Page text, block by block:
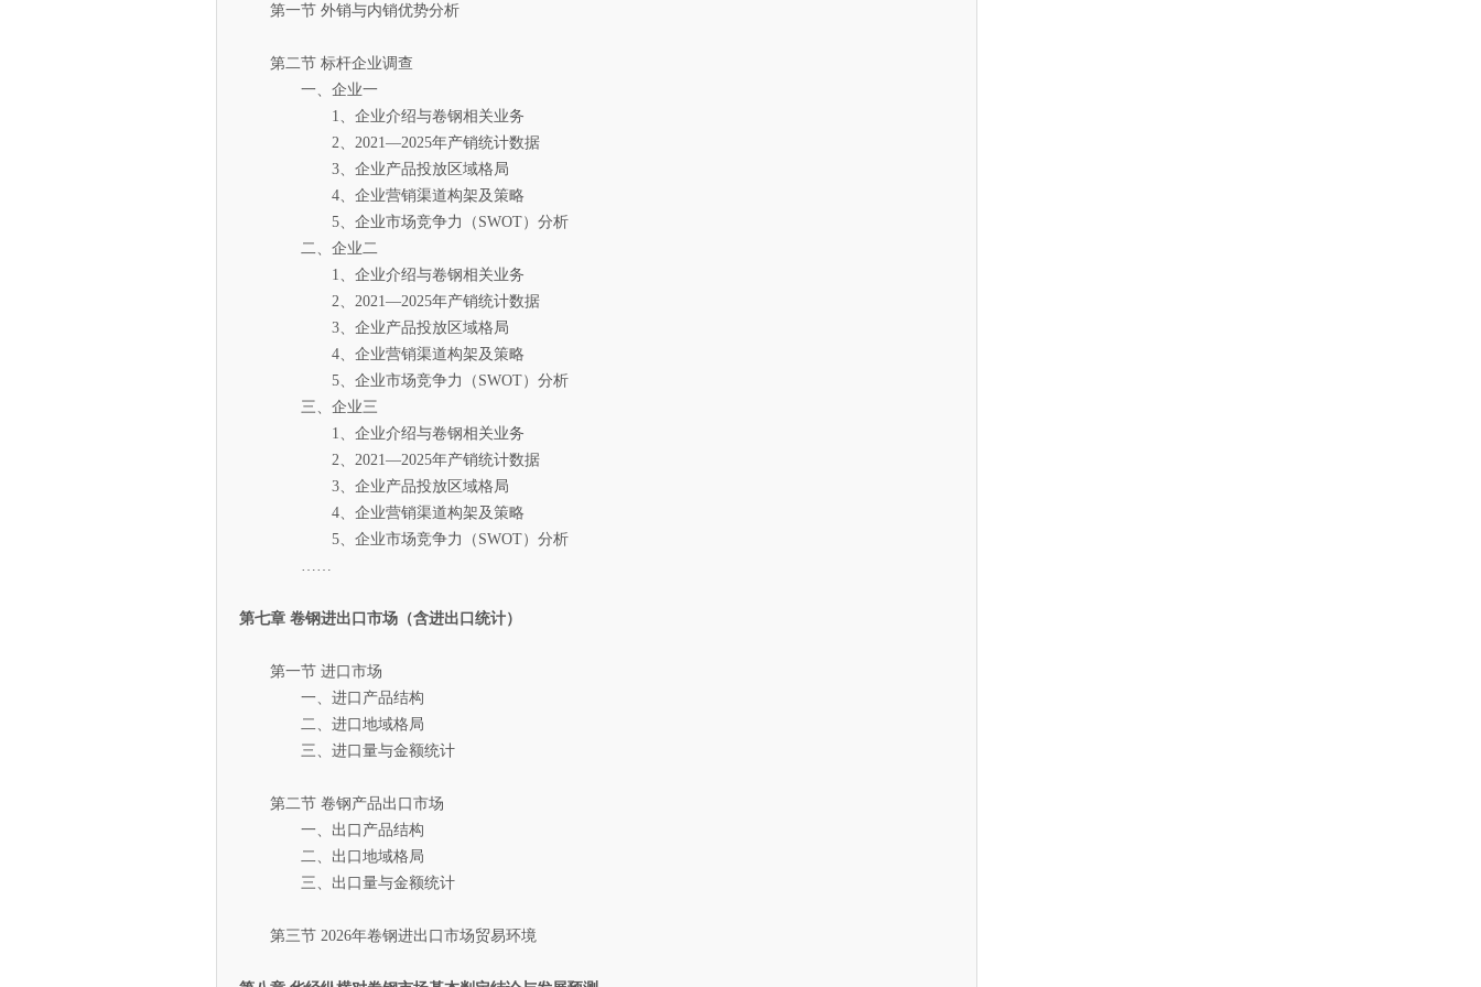
第一节 外销与内销优势分析
第二节 标杆企业调查
一、企业一
1、企业介绍与卷钢相关业务
2、2021—2025年产销统计数据
3、企业产品投放区域格局
4、企业营销渠道构架及策略
5、企业市场竞争力（SWOT）分析
二、企业二
1、企业介绍与卷钢相关业务
2、2021—2025年产销统计数据
3、企业产品投放区域格局
4、企业营销渠道构架及策略
5、企业市场竞争力（SWOT）分析
三、企业三
1、企业介绍与卷钢相关业务
2、2021—2025年产销统计数据
3、企业产品投放区域格局
4、企业营销渠道构架及策略
5、企业市场竞争力（SWOT）分析
……
第七章 卷钢进出口市场（含进出口统计）
第一节 进口市场
一、进口产品结构
二、进口地域格局
三、进口量与金额统计
第二节 卷钢产品出口市场
一、出口产品结构
二、出口地域格局
三、出口量与金额统计
第三节 2026年卷钢进出口市场贸易环境